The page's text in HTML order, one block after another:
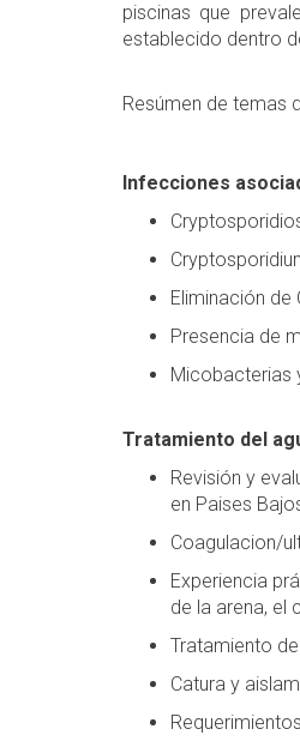
piscinas que
establecido dentro
Resúmen de temas
Infecciones
Eliminación
Presencia de
Micobacterias
Tratamiento del
Revisión y
en Paises
Coagulacion/
Experiencia
de la arena, el
Tratamiento
Catura y